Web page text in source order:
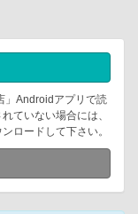
」Androidアプリで読
ていない場合には、
ロードして下さい。